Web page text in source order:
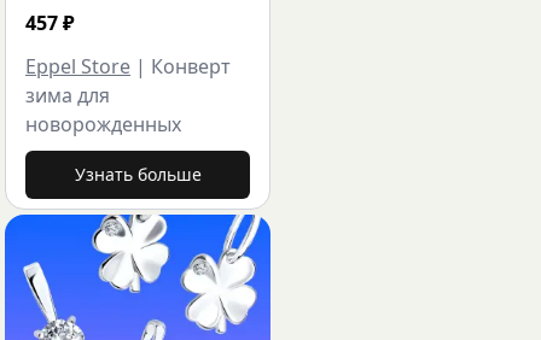
457₽
Eppel Store | Конверт
зима для
новорожденных
Узнать больше